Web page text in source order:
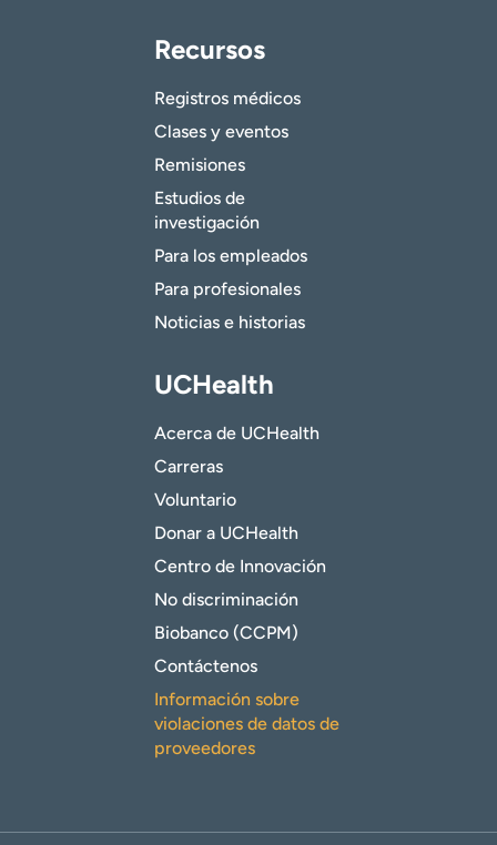
Recursos
Registros médicos
Clases y eventos
Remisiones
Estudios de
investigación
Para los empleados
Para profesionales
Noticias e historias
UCHealth
Acerca de UCHealth
Carreras
Voluntario
Donar a UCHealth
Centro de Innovación
No discriminación
Biobanco (CCPM)
Contáctenos
Información sobre
violaciones de datos de
proveedores